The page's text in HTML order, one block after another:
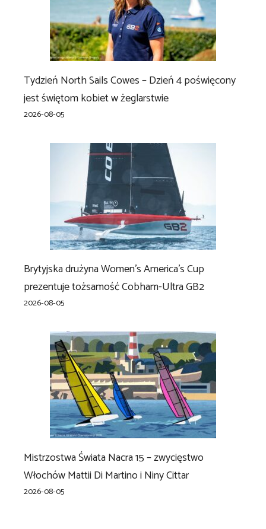
Tydzień North Sails Cowes – Dzień 4 poświęcony
jest świętom kobiet w żeglarstwie
2026-08-05
Brytyjska drużyna Women’s America’s Cup
prezentuje tożsamość Cobham-Ultra GB2
2026-08-05
Mistrzostwa Świata Nacra 15 – zwycięstwo
Włochów Mattii Di Martino i Niny Cittar
2026-08-05